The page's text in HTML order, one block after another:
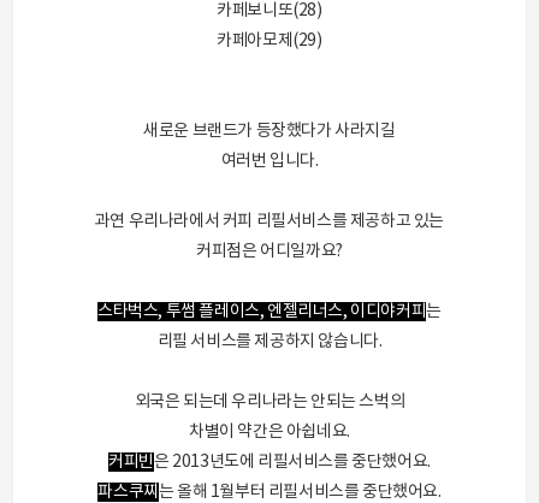
카페보니또(28)
카페아모제(29)
새로운 브랜드가 등장했다가 사라지길
여러번 입니다.
과연 우리나라에서 커피 리필서비스를 제공하고 있는
커피점은 어디일까요?
스타벅스, 투썸 플레이스, 엔젤리너스, 이디야커피는
리필 서비스를 제공하지 않습니다.
외국은 되는데 우리나라는 안되는 스벅의
차별이 약간은 아쉽네요.
커피빈은 2013년도에 리필서비스를 중단했어요.
파스쿠찌는 올해 1월부터 리필서비스를 중단했어요.